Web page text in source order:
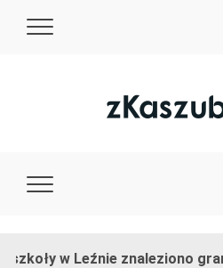
w Leźnie znaleziono granat!